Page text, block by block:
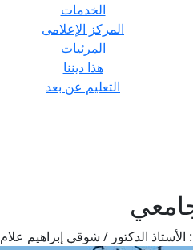
الخدمات
المركز الإعلامى
المرئيات
هذا ديننا
التعليم عن بعد
الأستاذ الدكتور / شوقي إبراهيم علام